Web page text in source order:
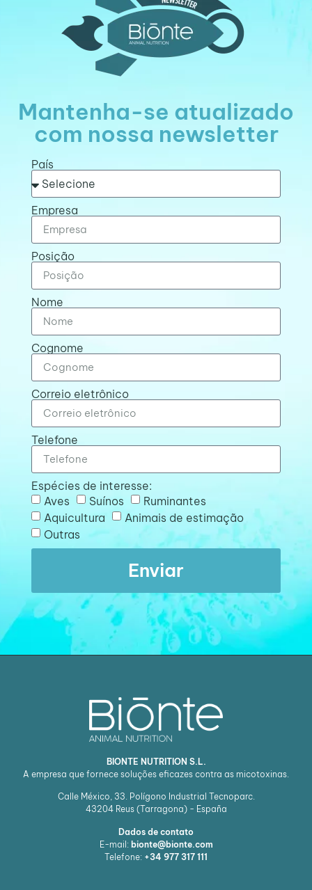
Mantenha-se atualizado
com nossa newsletter
País
Empresa
Posição
Nome
Cognome
Correio eletrônico
Telefone
Espécies de interesse:
Aves
Suínos
Ruminantes
Aquicultura
Animais de estimação
Outras
Enviar
BIONTE NUTRITION S.L.
A empresa que fornece soluções eficazes contra as micotoxinas.
Calle México, 33. Polígono Industrial Tecnoparc.
43204 Reus (Tarragona) - España
Dados de contato
E-mail: bionte@bionte.com
Telefone: +34 977 317 111